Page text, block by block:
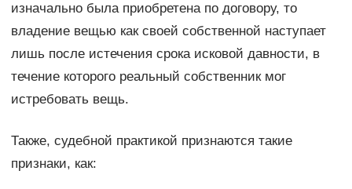
изначально была приобретена по договору, то
владение вещью как своей собственной наступает
лишь после истечения срока исковой давности, в
течение которого реальный собственник мог
истребовать вещь.
Также, судебной практикой признаются такие
признаки, как: